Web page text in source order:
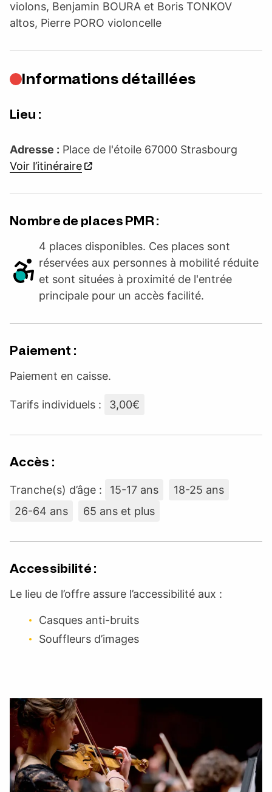
violons, Benjamin BOURA et Boris TONKOV
altos, Pierre PORO violoncelle
Informations détaillées
Lieu :
Adresse : Place de l'étoile 67000 Strasbourg
Voir l’itinéraire
Nombre de places PMR :
4 places disponibles. Ces places sont
réservées aux personnes à mobilité réduite
et sont situées à proximité de l'entrée
principale pour un accès facilité.
Paiement :
Paiement en caisse.
Tarifs individuels : 3,00€
Accès :
Tranche(s) d’âge : 15-17 ans
18-25 ans
26-64 ans
65 ans et plus
Accessibilité :
Le lieu de l’offre assure l’accessibilité aux :
Casques anti-bruits
Souffleurs d’images